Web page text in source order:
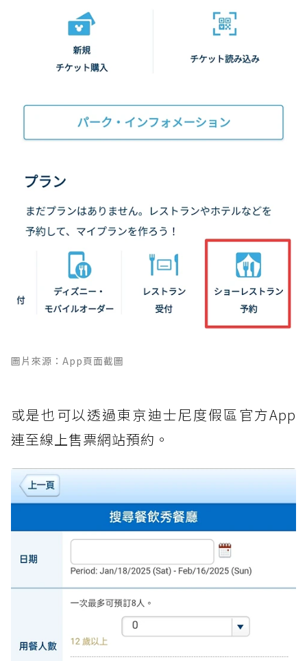
圖片來源：App頁面截圖
或是也可以透過東京迪士尼度假區官方App
連至線上售票網站預約。